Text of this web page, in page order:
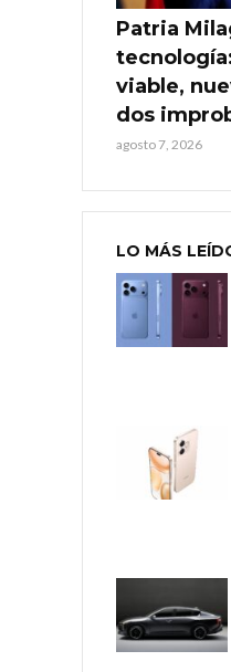
Patria
viable,
dos
agosto 7, 2026
LO MÁS